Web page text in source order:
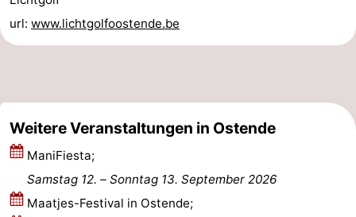
url: www.lichtgolfoostende.be
Weitere Veranstaltungen in Ostende
ManiFiesta;
Samstag 12. – Sonntag 13. September 2026
Maatjes-Festival in Ostende;